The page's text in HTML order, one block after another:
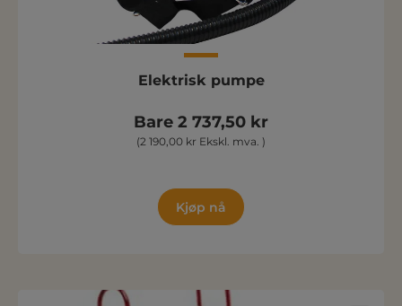
Elektrisk pumpe
Bare 2 737,50 kr
(2 190,00 kr Ekskl. mva. )
Kjøp nå